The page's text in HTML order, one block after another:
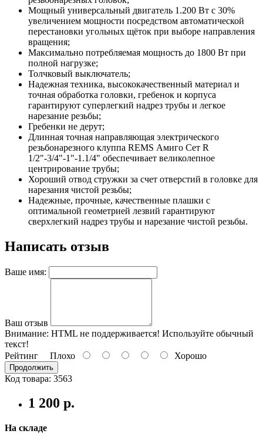
Мощный универсальный двигатель 1.200 Вт с 30%
увеличением мощности посредством автоматической
перестановки угольных щёток при выборе направления
вращения;
Максимально потребляемая мощность до 1800 Вт при
полной нагрузке;
Толчковый выключатель;
Надежная техника, высококачественный материал и
точная обработка головки, гребенок и корпуса
гарантируют суперлегкий надрез трубы и легкое
нарезание резьбы;
Гребенки не дерут;
Длинная точная направляющая электрического
резьбонарезного клуппа REMS Амиго Сет R
1/2"-3/4"-1"-1.1/4" обеспечивает великолепное
центрирование трубы;
Хороший отвод стружки за счет отверстий в головке для
нарезания чистой резьбы;
Надежные, прочные, качественные плашки с
оптимальной геометрией лезвий гарантируют
сверхлегкий надрез трубы и нарезание чистой резьбы.
Написать отзыв
Ваше имя:
Ваш отзыв
Внимание: HTML не поддерживается! Используйте обычный
текст!
Рейтинг Плохо Хорошо
Продолжить
Код товара: 3563
1 200 р.
На складе